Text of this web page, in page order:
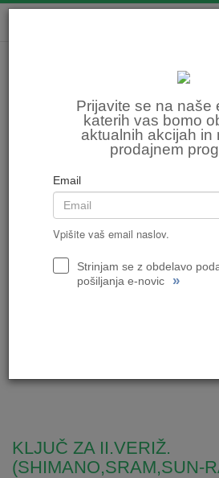
Prijavite se na naše
katerih vas bomo
aktualnih akcijah in
prodajnem
Email
Vpišite vaš email naslov.
Strinjam se z obdelavo
pošiljanja e-novic
»
KLJUČ ZA II.VERIŽ.
(SHIMANO,SRAM,SUN-